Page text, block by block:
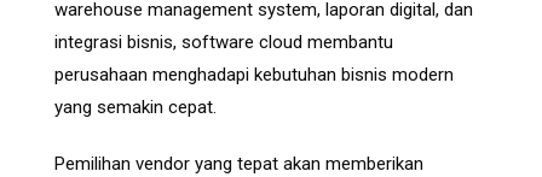
warehouse management system, laporan digital, dan
integrasi bisnis, software cloud membantu
perusahaan menghadapi kebutuhan bisnis modern
yang semakin cepat.
Pemilihan vendor yang tepat akan memberikan